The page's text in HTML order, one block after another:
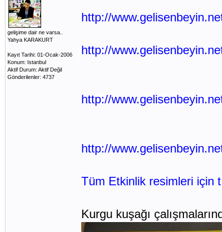
gelişime dair ne varsa..
Yahya KARAKURT
Kayıt Tarihi: 01-Ocak-2006
Konum: Istanbul
Aktif Durum: Aktif Değil
Gönderilenler: 4737
http://
http://
http://
http://
Tüm Etkinlik resimleri için
Kurgu kuşağı